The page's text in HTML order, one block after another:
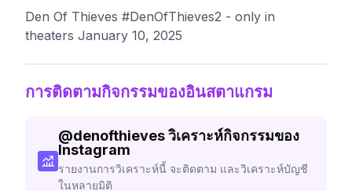
Den Of Thieves #DenOfThieves2 - only in
theaters January 10, 2025
การติดตามกิจกรรมของอินสตาแกรม
@denofthievesวิเคราะห์กิจกรรมของ
Instagram
รายงานการวิเคราะห์นี้ จะติดตาม และวิเคราะห์บัญชี
ในหลายมิติ